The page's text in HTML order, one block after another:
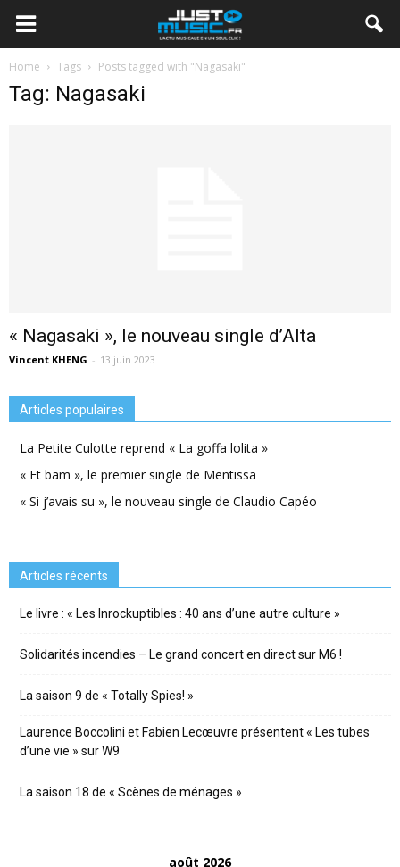
Home Tags Posts tagged with "Nagasaki"
Tag: Nagasaki
« Nagasaki », le nouveau single d’Alta
Vincent KHENG - 13 juin 2023
Articles populaires
La Petite Culotte reprend « La goffa lolita »
« Et bam », le premier single de Mentissa
« Si j’avais su », le nouveau single de Claudio Capéo
Articles récents
Le livre : « Les Inrockuptibles : 40 ans d’une autre culture »
Solidarités incendies – Le grand concert en direct sur M6 !
La saison 9 de « Totally Spies! »
Laurence Boccolini et Fabien Lecœuvre présentent « Les tubes
d’une vie » sur W9
La saison 18 de « Scènes de ménages »
août 2026